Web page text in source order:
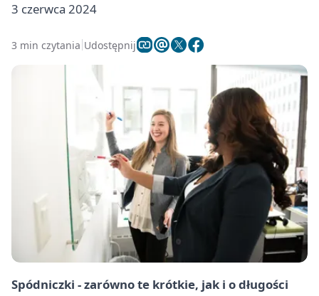
3 czerwca 2024
3 min czytania Udostępnij
Spódniczki - zarówno te krótkie, jak i o długości